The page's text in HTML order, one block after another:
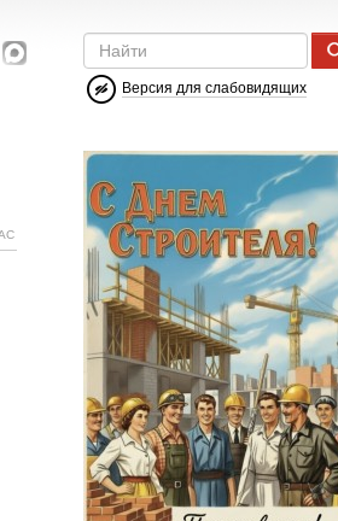
Версия для слабовидящих